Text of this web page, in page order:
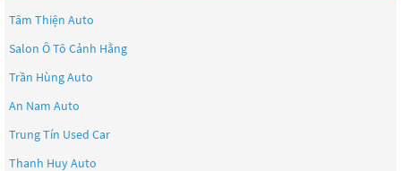
Tâm Thiện Auto
Salon Ô Tô Cảnh Hằng
Trần Hùng Auto
An Nam Auto
Trung Tín Used Car
Thanh Huy Auto